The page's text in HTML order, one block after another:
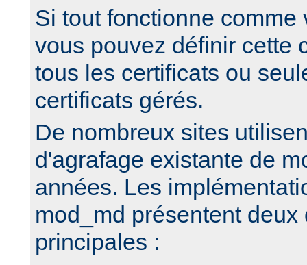
Si tout fonctionne comme
vous pouvez définir cette
tous les certificats ou
certificats gérés.
De nombreux sites
d'agrafage existante de
années. Les
mod_md présentent deux
principales :